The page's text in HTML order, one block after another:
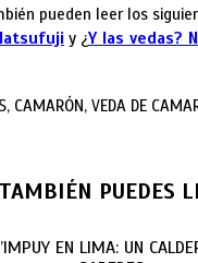
pueden leer los
y ¿Y las vedas?
CAMARÓN, VEDA DE
TAMBIÉN PUEDES
EN LIMA: UN